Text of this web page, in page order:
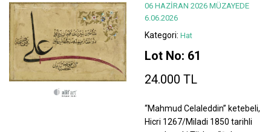
06 HAZİRAN 2026 MÜZAYEDE
6.06.2026
Kategori: Hat
Lot No: 61
24.000 TL
“Mahmud Celaleddin” ketebeli,
Hicri 1267/Miladi 1850 tarihli